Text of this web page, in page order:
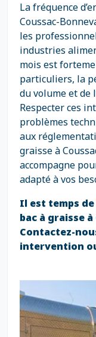
La fréquence
Coussac-
les
industries
mois est
particuliers, la
du volume et de
Respecter ces
problèmes
aux
graisse à
accompagne
adapté à vos
Il est temps
bac à graisse
Contactez-
intervention